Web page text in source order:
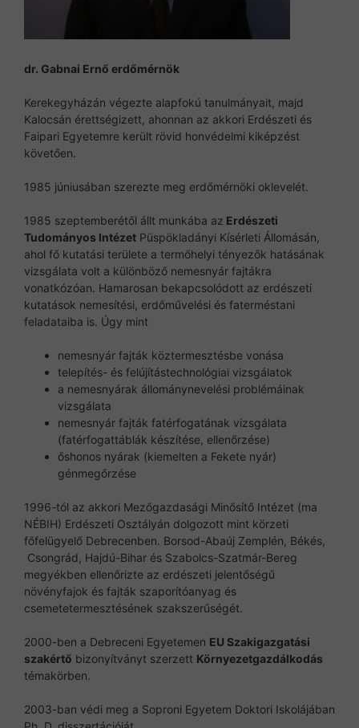
dr. Gabnai Ernő erdőmérnök
Kerekegyházán végezte alapfokú tanulmányait, majd
Kalocsán érettségizett, ahonnan az akkori Erdészeti és
Faipari Egyetemre került rövid honvédelmi kiképzést
követően.
1985 júniusában szerezte meg erdőmérnöki oklevelét.
1985 szeptemberétől állt munkába az Erdészeti
Tudományos Intézet Püspökladányi Kísérleti Állomásán,
ahol fő kutatási területe a termőhelyi tényezők hatásának
vizsgálata volt a különböző nemesnyár fajtákra
vonatkózóan. Hamarosan bekapcsolódott az erdészeti
kutatások nemesítési, erdőművelési és faterméstani
feladataiba is. Úgy mint
nemesnyár fajták köztermesztésbe vonása
telepítés- és felújítástechnológiai vizsgálatok
a nemesnyárak állománynevelési problémáinak
vizsgálata
nemesnyár fajták fatérfogatának vizsgálata
(fatérfogattáblák készítése, ellenőrzése)
őshonos nyárak (kiemelten a Fekete nyár)
génmegőrzése
1996-tól az akkori Mezőgazdasági Minősítő Intézet (ma
NÉBIH) Erdészeti Osztályán dolgozott mint körzeti
főfelügyelő Debrecenben. Borsod-Abaúj Zemplén, Békés,
Csongrád, Hajdú-Bihar és Szabolcs-Szatmár-Bereg
megyékben ellenőrizte az erdészeti jelentőségű
növényfajok és fajták szaporítóanyag és
csemetetermesztésének szakszerűségét.
2000-ben a Debreceni Egyetemen EU Szakigazgatási
szakértő bizonyítványt szerzett Környezetgazdálkodás
témakörben.
2003-ban védi meg a Soproni Egyetem Doktori Iskolájában